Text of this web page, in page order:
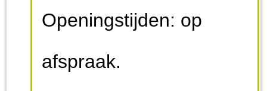
Openingstijden: op
afspraak.